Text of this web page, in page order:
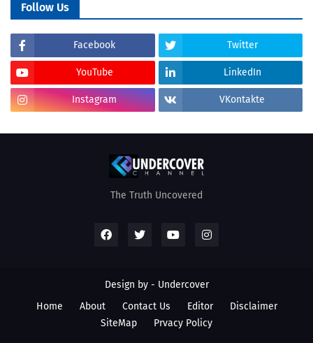
Follow Us
Facebook Twitter
YouTube LinkedIn
Instagram VKontakte
The Truth Uncovered
Design by - Undercover
Home
About Contact Us Editor
Disclaimer
SiteMap
Prvacy Policy